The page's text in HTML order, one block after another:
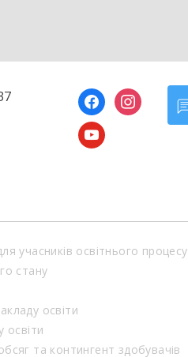
facebookinstagram
youtube
учасників освітнього процесу
стану
освіти
освіти
та контингент здобувачів